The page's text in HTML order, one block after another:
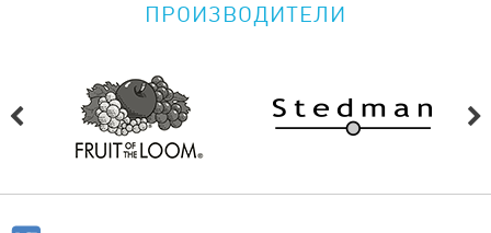
ПРОИЗВОДИТЕЛИ